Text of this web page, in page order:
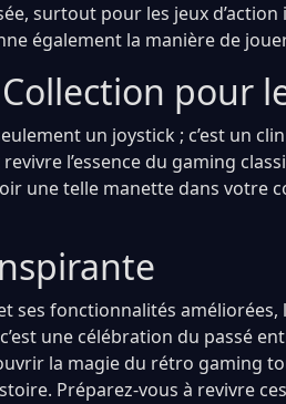
surtout pour les jeux
également la manière de
pour
un joystick ; c’est un
l’essence du gaming
une telle manette dans votre
ses fonctionnalités améliorées,
une célébration du passé
la magie du rétro gaming
Préparez-vous à revivre